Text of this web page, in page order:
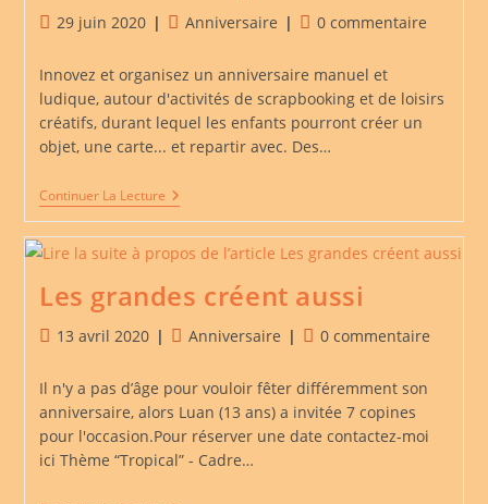
Publication
29 juin 2020
PostAnniversaire
Commentaires
publication :
0 commentaire
Innovez et organisez un anniversaire manuel et
ludique, autour d'activités de scrapbooking et de loisirs
créatifs, durant lequel les enfants pourront créer un
objet, une carte... et repartir avec. Des…
Continuer La LectureLes
Anniversaires
Créatifs
Et
Ludiques
Les grandes créent aussi
Publication
13 avril 2020
PostAnniversaire
Commentaires
la
publication :
0 commentaire
Il n'y a pas d’âge pour vouloir fêter différemment son
anniversaire, alors Luan (13 ans) a invitée 7 copines
pour l'occasion.Pour réserver une date contactez-moi
ici Thème “Tropical” - Cadre…